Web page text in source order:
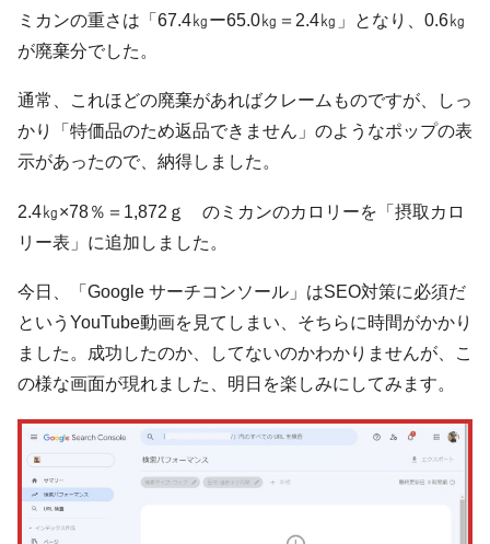
ミカンの重さは「67.4㎏ー65.0㎏＝2.4㎏」となり、0.6㎏
が廃棄分でした。
通常、これほどの廃棄があればクレームものですが、しっ
かり「特価品のため返品できません」のようなポップの表
示があったので、納得しました。
2.4㎏×78％＝1,872ｇ のミカンのカロリーを「摂取カロ
リー表」に追加しました。
今日、「Google サーチコンソール」はSEO対策に必須だ
というYouTube動画を見てしまい、そちらに時間がかかり
ました。成功したのか、してないのかわかりませんが、こ
の様な画面が現れました、明日を楽しみにしてみます。